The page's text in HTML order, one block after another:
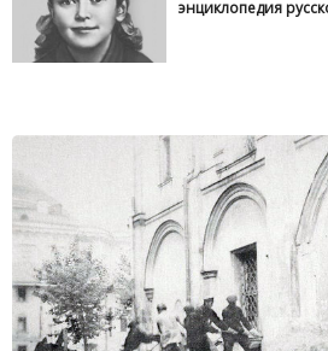
энциклопедия